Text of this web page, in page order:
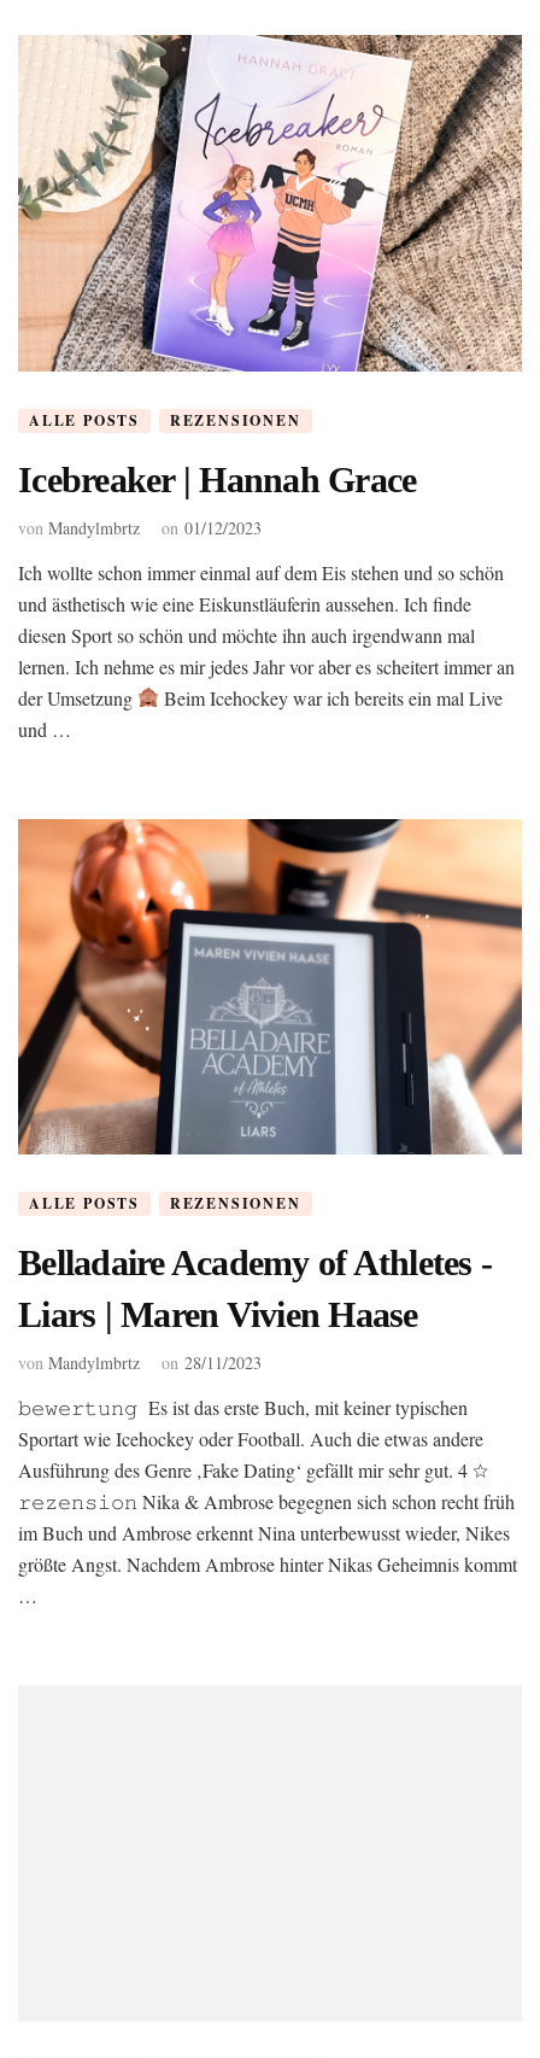
ALLE POSTS REZENSIONEN
Icebreaker | Hannah Grace
von Mandylmbrtz on 01/12/2023
Ich wollte schon immer einmal auf dem Eis stehen und so schön
und ästhetisch wie eine Eiskunstläuferin aussehen. Ich finde
diesen Sport so schön und möchte ihn auch irgendwann mal
lernen. Ich nehme es mir jedes Jahr vor aber es scheitert immer an
der Umsetzung
Beim Icehockey war ich bereits ein mal Live
und …
ALLE POSTS REZENSIONEN
Belladaire Academy of Athletes -
Liars | Maren Vivien Haase
von Mandylmbrtz on 28/11/2023
𝚋𝚎𝚠𝚎𝚛𝚝𝚞𝚗𝚐 Es ist das erste Buch, mit keiner typischen
Sportart wie Icehockey oder Football. Auch die etwas andere
Ausführung des Genre ‚Fake Dating‘ gefällt mir sehr gut. 4 ☆
𝚛𝚎𝚣𝚎𝚗𝚜𝚒𝚘𝚗 Nika & Ambrose begegnen sich schon recht früh
im Buch und Ambrose erkennt Nina unterbewusst wieder, Nikes
größte Angst. Nachdem Ambrose hinter Nikas Geheimnis kommt
…